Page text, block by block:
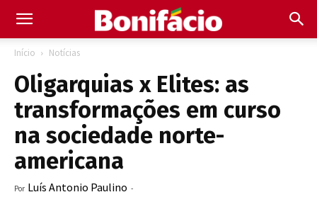
Início Notícias
Oligarquias x Elites: as
transformações em curso
na sociedade norte-
americana
Por Luís Antonio Paulino -